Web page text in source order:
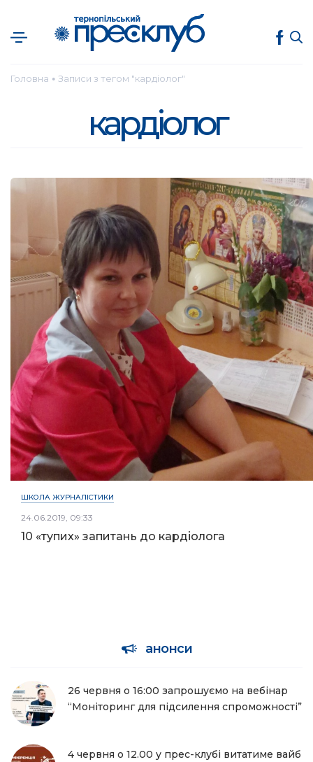
Головна ● Записи з тегом "кардіолог"
кардіолог
ШКОЛА ЖУРНАЛІСТИКИ
24.06.2019, 09:33
10 «тупих» запитань до кардіолога
анонси
26 червня о 16:00 запрошуємо на вебінар
“Моніторинг для підсилення спроможності”
4 червня о 12.00 у прес-клубі витатиме вайб